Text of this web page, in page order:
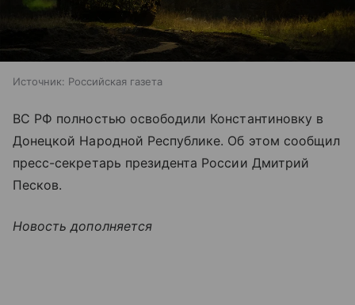
Источник: Российская газета
ВС РФ полностью освободили Константиновку в
Донецкой Народной Республике. Об этом сообщил
пресс-секретарь президента России Дмитрий
Песков.
Новость дополняется